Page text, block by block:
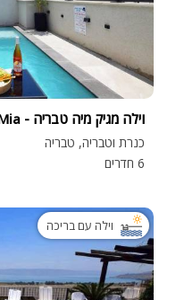
וילה מגיק מיה טבריה - Magic Mia
כנרת וטבריה, טבריה
6 חדרים
וילה עם בריכה